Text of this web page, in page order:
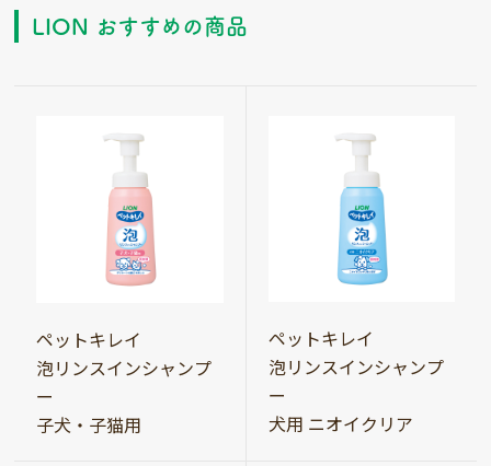
LION おすすめの商品
ペットキレイ
泡リンスインシャンプ
ー
子犬・子猫用
ペットキレイ
泡リンスインシャンプ
ー
犬用 ニオイクリア